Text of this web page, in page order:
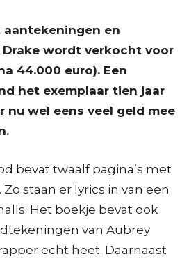
en
wordt verkocht voor
44.000 euro). Een
het exemplaar tien jaar
nu wel eens veel geld mee
bevat twaalf pagina’s met
staan er lyrics in van een
Het boekje bevat ook
van Aubrey
echt heet. Daarnaast